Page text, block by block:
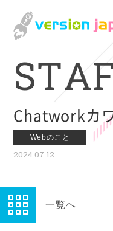
STA
Chatworkカ
Webのこと
2024.07.12
一覧へ